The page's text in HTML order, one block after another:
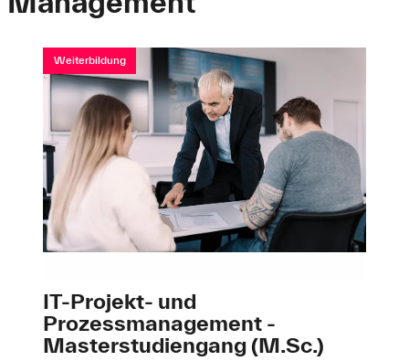
Weiterbildung
IT-Projekt- und
Prozessmanagement -
Masterstudiengang (M.Sc.)